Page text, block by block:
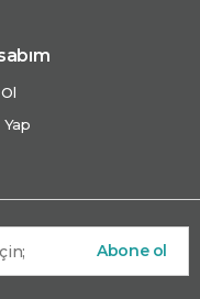
Yap
Abone ol